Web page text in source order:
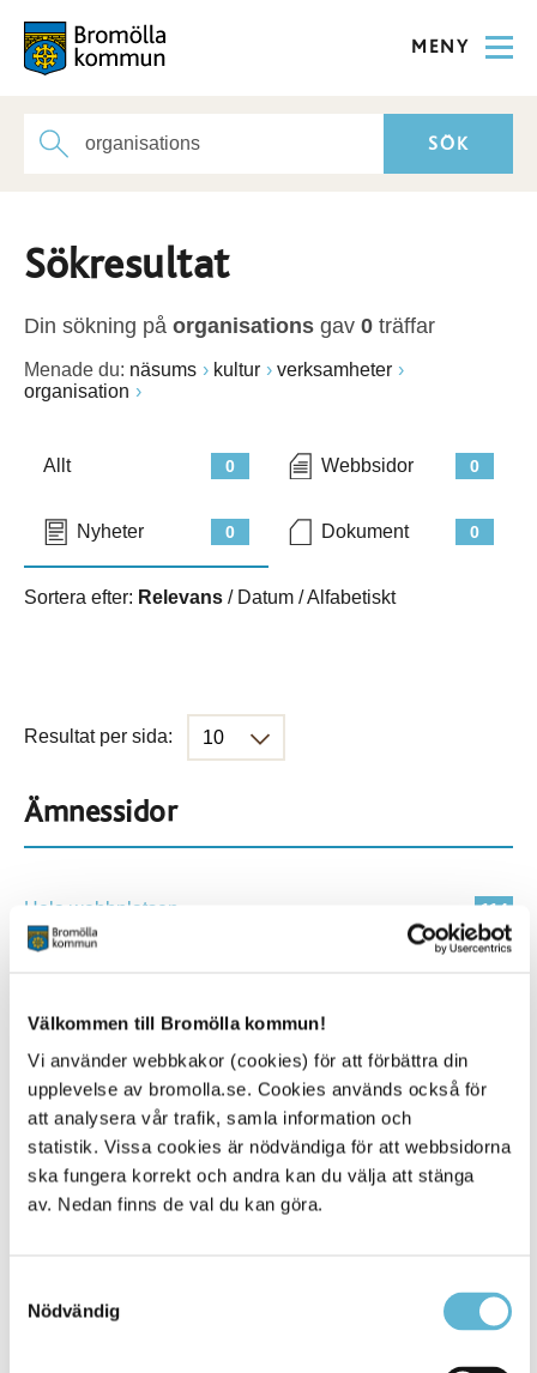
Välkommen till Bromölla kommun!
Vi använder webbkakor (cookies) för att förbättra din
upplevelse av bromolla.se. Cookies används också för
att analysera vår trafik, samla information och
statistik. Vissa cookies är nödvändiga för att webbsidorna
ska fungera korrekt och andra kan du välja att stänga
av. Nedan finns de val du kan göra.
Nödvändig
MENY
Sökresultat
Din sökning på organisations gav 0 träffar
Menade du: näsums kultur
verksamheter
organisation
0
Allt 0
Webbsidor
0
Nyheter 0
Dokument
Sortera efter: Relevans / Datum /Alfabetiskt
Resultat per sida:
Ämnessidor
114
Hela webbplatsen
114
Alla platser